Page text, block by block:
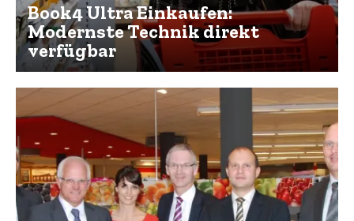
Book4 Ultra Einkaufen:
Modernste Technik direkt
verfügbar